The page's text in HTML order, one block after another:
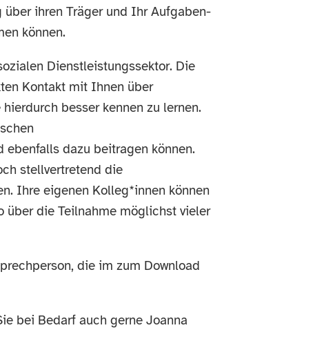
ihren Träger und Ihr Aufgaben-
können.
Dienstleistungssektor. Die
Kontakt mit Ihnen über
besser kennen zu lernen.
ebenfalls dazu beitragen können.
stellvertretend die
Ihre eigenen Kolleg*innen können
über die Teilnahme möglichst vieler
die im zum Download
bei Bedarf auch gerne Joanna